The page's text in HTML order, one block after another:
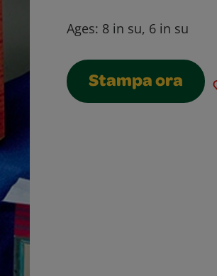
Ages: 8 in su, 6 in su
Stampa ora